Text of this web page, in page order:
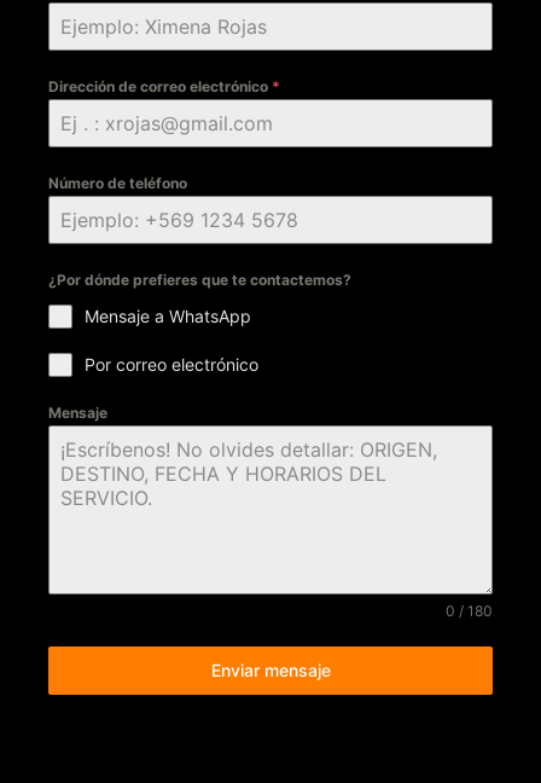
Dirección de correo electrónico *
Número de teléfono
¿Por dónde prefieres que te contactemos?
Mensaje a WhatsApp
Por correo electrónico
Mensaje
0 / 180
Enviar mensaje